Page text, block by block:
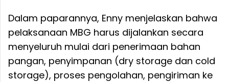
Dalam paparannya, Enny menjelaskan bahwa
pelaksanaan MBG harus dijalankan secara
menyeluruh mulai dari penerimaan bahan
pangan, penyimpanan (dry storage dan cold
storage), proses pengolahan, pengiriman ke